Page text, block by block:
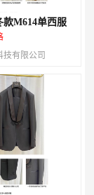
款M614单西服
技有限公司